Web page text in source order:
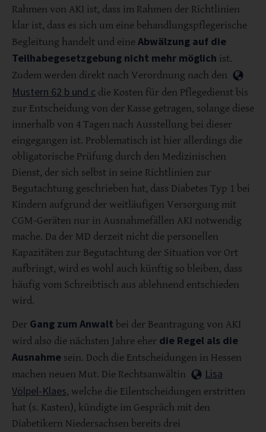
Rahmen von AKI ist, dass im Rahmen der Richtlinien
klar ist, dass es sich um eine behandlungspflegerische
Begleitung handelt und eine Abwälzung auf die
Teilhabegesetzgebung nicht mehr möglich ist.
Zudem werden direkt nach Verordnung nach den
Mustern 62 b und c die Kosten für den Pflegedienst bis
zur Entscheidung von der Kasse getragen, solange diese
innerhalb von 4 Tagen nach Ausstellung bei dieser
eingegangen ist. Problematisch ist hier allerdings die
obligatorische Prüfung durch den Medizinischen
Dienst, der sich selbst in seine Richtlinien zur
Begutachtung geschrieben hat, dass Diabetes Typ 1 bei
Kindern aufgrund der weitläufigen Versorgung mit
CGM-Geräten nur in Ausnahmefällen AKI notwendig
mache. Da der MD derzeit nicht die personellen
Kapazitäten zur Begutachtung der Situation vor Ort
aufbringt, wird es wohl auch künftig so bleiben, dass
häufig vom Schreibtisch aus ablehnend entschieden
wird.
Der Gang zum Anwalt bei der Beantragung von AKI
wird also die nächsten Jahre eher die Regel als die
Ausnahme sein. Doch die Entscheidungen in Hessen
machen neuen Mut. Die Rechtsanwältin
Lisa
Völpel-Klaes, welche die Eilentscheidungen erstritten
hat (s. Kasten), kündigte im Gespräch mit den
Diabetikern Niedersachsen bereits drei